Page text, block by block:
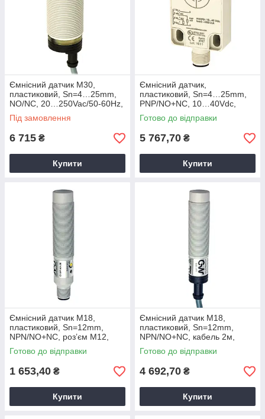
Ємнісний датчик M30,
пластиковий, Sn=4…25mm,
NO/NC, 20…250Vac/50-60Hz,
кабель 2м, C30P/00-2A Micro
detectors
Під замовлення
6 715 ₴
Купити
Ємнісний датчик,
пластиковий, Sn=4…25mm,
PNP/NO+NC, 10…40Vdc,
роз’єм M12, CQ55/BP-3E
M.D. Micro Detectors
Готово до відправки
5 767,70 ₴
Купити
Ємнісний датчик M18,
пластиковий, Sn=12mm,
NPN/NO+NC, роз’єм М12,
C18P/BN-2E M.D. Micro
Detectors
Готово до відправки
1 653,40 ₴
Купити
Ємнісний датчик M18,
пластиковий, Sn=12mm,
NPN/NO+NC, кабель 2м,
C18P/BN-2A M.D. Micro
Detectors
Готово до відправки
4 692,70 ₴
Купити